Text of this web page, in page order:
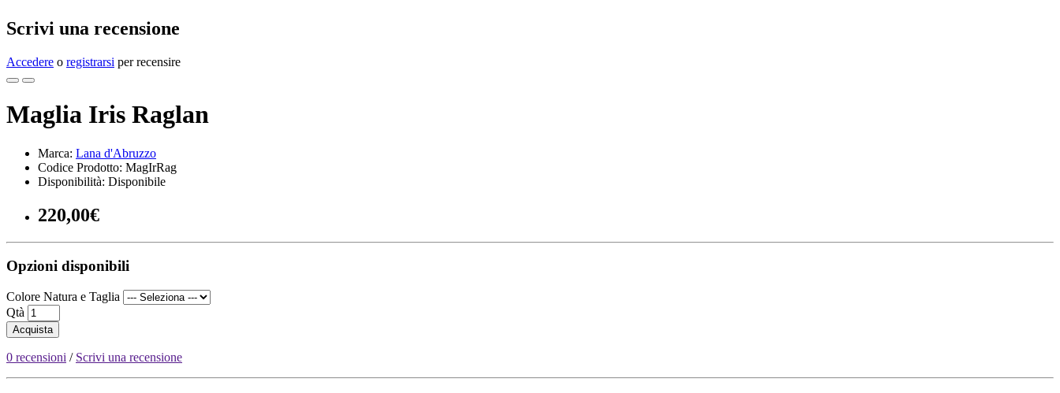
Scrivi una recensione
Accedere o registrarsi per recensire
Maglia Iris Raglan
Marca: Lana d'Abruzzo
Codice Prodotto: MagIrRag
Disponibilità: Disponibile
220,00€
Opzioni disponibili
Colore Natura e Taglia
Qtà
Acquista
0 recensioni / Scrivi una recensione